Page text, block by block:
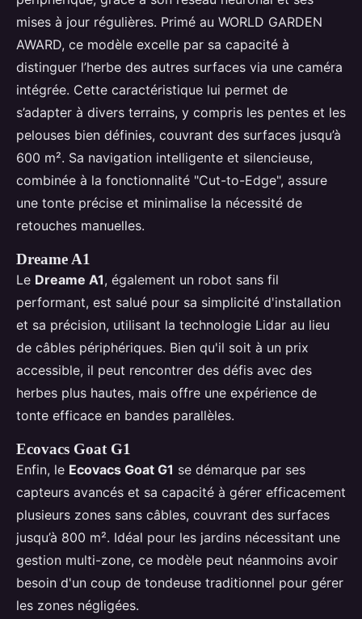
mises à jour régulières. Primé au WORLD GARDEN
AWARD, ce modèle excelle par sa capacité à
distinguer l’herbe des autres surfaces via une caméra
intégrée. Cette caractéristique lui permet de
s’adapter à divers terrains, y compris les pentes et les
pelouses bien définies, couvrant des surfaces jusqu’à
600 m². Sa navigation intelligente et silencieuse,
combinée à la fonctionnalité "Cut-to-Edge", assure
une tonte précise et minimalise la nécessité de
retouches manuelles.
Dreame A1
Le Dreame A1, également un robot sans fil
performant, est salué pour sa simplicité d'installation
et sa précision, utilisant la technologie Lidar au lieu
de câbles périphériques. Bien qu'il soit à un prix
accessible, il peut rencontrer des défis avec des
herbes plus hautes, mais offre une expérience de
tonte efficace en bandes parallèles.
Ecovacs Goat G1
Enfin, le Ecovacs Goat G1 se démarque par ses
capteurs avancés et sa capacité à gérer efficacement
plusieurs zones sans câbles, couvrant des surfaces
jusqu’à 800 m². Idéal pour les jardins nécessitant une
gestion multi-zone, ce modèle peut néanmoins avoir
besoin d'un coup de tondeuse traditionnel pour gérer
les zones négligées.